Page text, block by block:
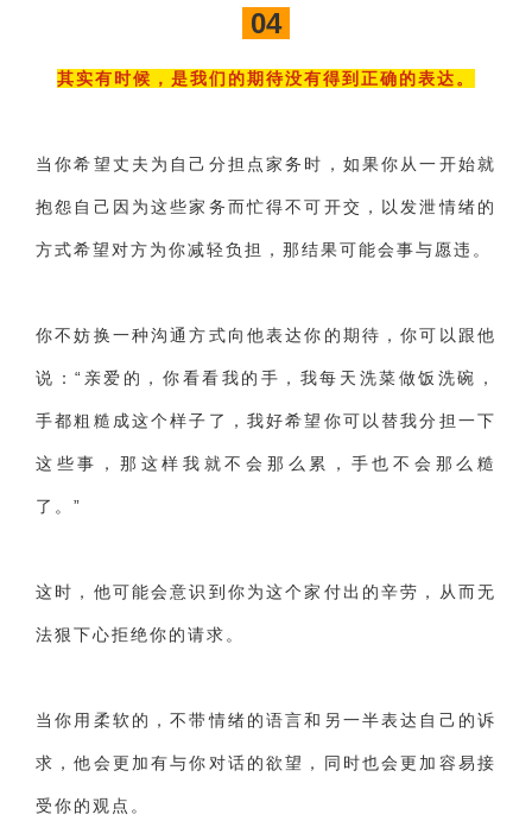
04
其实有时候，是我们的期待没有得到正确的表达。
当你希望丈夫为自己分担点家务时，如果你从一开始就
抱怨自己因为这些家务而忙得不可开交，以发泄情绪的
方式希望对方为你减轻负担，那结果可能会事与愿违。
你不妨换一种沟通方式向他表达你的期待，你可以跟他
说：“亲爱的，你看看我的手，我每天洗菜做饭洗碗，
手都粗糙成这个样子了，我好希望你可以替我分担一下
这些事，那这样我就不会那么累，手也不会那么糙
了。”
这时，他可能会意识到你为这个家付出的辛劳，从而无
法狠下心拒绝你的请求。
当你用柔软的，不带情绪的语言和另一半表达自己的诉
求，他会更加有与你对话的欲望，同时也会更加容易接
受你的观点。